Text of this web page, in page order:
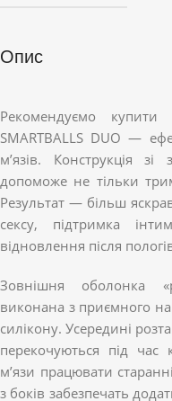
Опис
Рекомендуємо купити
SMARTBALLS DUO —
м’язів. Конструкція
допоможе не тільки
Результат — більш
сексу, підтримка
відновлення після
Зовнішня оболонка
виконана з приємного
силікону. Усередині
перекочуються під
м’язи працювати
з боків забезпечать